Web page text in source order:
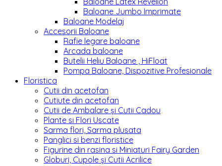
Baloane Jumbo Imprimate
Baloane Modelaj
Accesorii Baloane
Rafie legare baloane
Arcada baloane
Butelii Heliu Baloane , HiFloat
Pompa Baloane, Dispozitive Profesionale
Floristica
Cutii din acetofan
Cutiute din acetofan
Cutii de Ambalare și Cutii Cadou
Plante si Flori Uscate
Sarma flori, Sarma plusata
Panglici si benzi floristice
Figurine din rasina si Miniaturi Fairy Garden
Globuri, Cupole și Cutii Acrilice